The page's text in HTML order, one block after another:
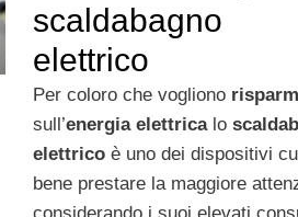
scaldabagno
elettrico
Per coloro che vogliono
sull’energia elettricalo
elettricoè uno dei dispositivi
bene prestare la maggiore